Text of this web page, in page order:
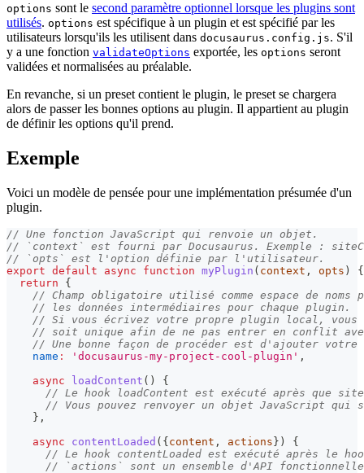
options sont le second paramètre optionnel lorsque les plugins sont
utilisés. options est spécifique à un plugin et est spécifié par les
utilisateurs lorsqu'ils les utilisent dans docusaurus.config.js. S'il
y a une fonction validateOptions exportée, les options seront
validées et normalisées au préalable.
En revanche, si un preset contient le plugin, le preset se chargera
alors de passer les bonnes options au plugin. Il appartient au plugin
de définir les options qu'il prend.
Exemple
Voici un modèle de pensée pour une implémentation présumée d'un
plugin.
// Une fonction JavaScript qui renvoie un objet.
// `context` est fourni par Docusaurus. Exemple :
// `opts` est l'option définie par l'utilisateur.
export default async function myPlugin ( context , opts )
{
return
{
// Champ obligatoire utilisé comme espace de
// les données intermédiaires pour chaque plugin.
// Si vous écrivez votre propre plugin local, vous
// soit unique afin de ne pas entrer en conflit
// Une bonne façon de procéder est d'ajouter
name : 'docusaurus-my-project-cool-plugin' ,
async
loadContent ( )
{
// Le hook loadContent est exécuté après que
// Vous pouvez renvoyer un objet JavaScript qui
} ,
async
contentLoaded ( { content , actions } )
{
// Le hook contentLoaded est exécuté après le
// `actions` sont un ensemble d'API